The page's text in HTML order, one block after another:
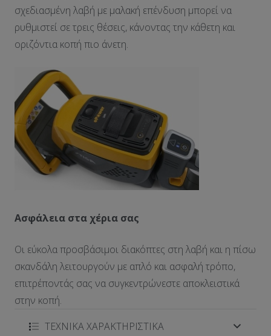
σχεδιασμένη λαβή με μαλακή επένδυση μπορεί να
ρυθμιστεί σε τρεις θέσεις, κάνοντας την κάθετη και
οριζόντια κοπή πιο άνετη.
Ασφάλεια στα χέρια σας
Οι εύκολα προσβάσιμοι διακόπτες στη λαβή και η πίσω
σκανδάλη λειτουργούν με απλό και ασφαλή τρόπο,
επιτρέποντάς σας να συγκεντρώνεστε αποκλειστικά
στην κοπή.
ΤΕΧΝΙΚΑ ΧΑΡΑΚΤΗΡΙΣΤΙΚΑ